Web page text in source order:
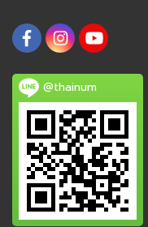
@thainum